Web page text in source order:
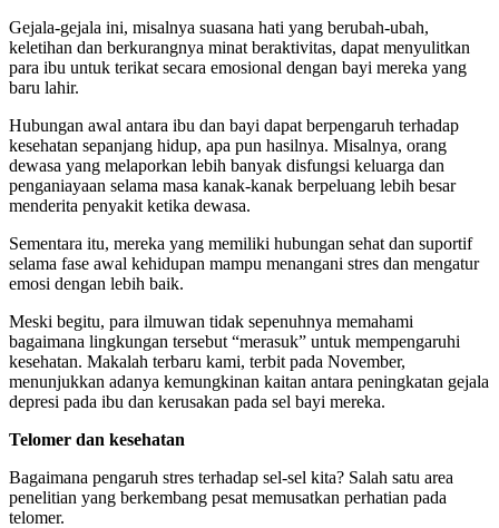
Gejala-gejala ini, misalnya suasana hati yang berubah-ubah,
keletihan dan berkurangnya minat beraktivitas, dapat menyulitkan
para ibu untuk terikat secara emosional dengan bayi mereka yang
baru lahir.
Hubungan awal antara ibu dan bayi dapat berpengaruh terhadap
kesehatan sepanjang hidup, apa pun hasilnya. Misalnya, orang
dewasa yang melaporkan lebih banyak disfungsi keluarga dan
penganiayaan selama masa kanak-kanak berpeluang lebih besar
menderita penyakit ketika dewasa.
Sementara itu, mereka yang memiliki hubungan sehat dan suportif
selama fase awal kehidupan mampu menangani stres dan mengatur
emosi dengan lebih baik.
Meski begitu, para ilmuwan tidak sepenuhnya memahami
bagaimana lingkungan tersebut “merasuk” untuk mempengaruhi
kesehatan. Makalah terbaru kami, terbit pada November,
menunjukkan adanya kemungkinan kaitan antara peningkatan gejala
depresi pada ibu dan kerusakan pada sel bayi mereka.
Telomer dan kesehatan
Bagaimana pengaruh stres terhadap sel-sel kita? Salah satu area
penelitian yang berkembang pesat memusatkan perhatian pada
telomer.